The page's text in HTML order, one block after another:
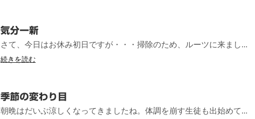
気分一新
さて、今日はお休み初日ですが・・・掃除のため、ルーツに来まし...
続きを読む
季節の変わり目
朝晩はだいぶ涼しくなってきましたね。体調を崩す生徒も出始めて...